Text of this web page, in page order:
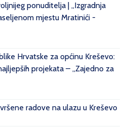
ponuditelja | „Izgradnja
mjestu Mratinići -
Hrvatske za općinu Kreševo:
projekata – „Zajedno za
radove na ulazu u Kreševo